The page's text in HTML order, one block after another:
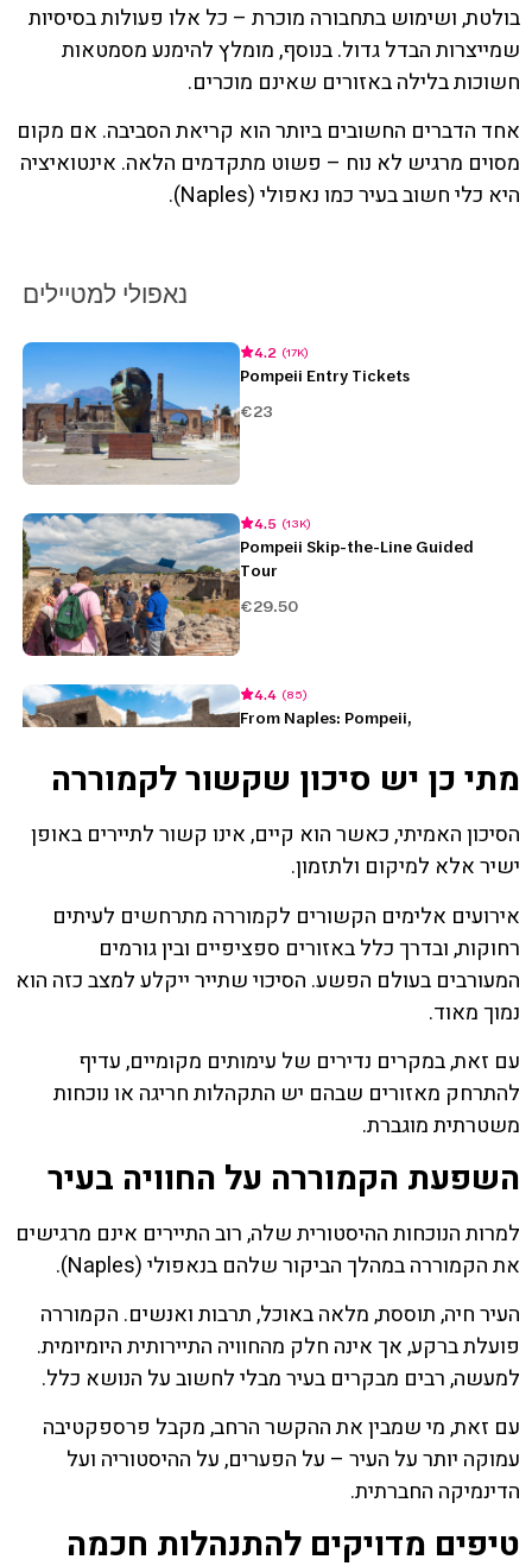
בולטת, ושימוש בתחבורה מוכרת – כל אלו פעולות בסיסיות
שמייצרות הבדל גדול. בנוסף, מומלץ להימנע מסמטאות
חשוכות בלילה באזורים שאינם מוכרים.
אחד הדברים החשובים ביותר הוא קריאת הסביבה. אם מקום
מסוים מרגיש לא נוח – פשוט מתקדמים הלאה. אינטואיציה
היא כלי חשוב בעיר כמו נאפולי (Naples).
מתי כן יש סיכון שקשור לקמוררה
הסיכון האמיתי, כאשר הוא קיים, אינו קשור לתיירים באופן
ישיר אלא למיקום ולתזמון.
אירועים אלימים הקשורים לקמוררה מתרחשים לעיתים
רחוקות, ובדרך כלל באזורים ספציפיים ובין גורמים
המעורבים בעולם הפשע. הסיכוי שתייר ייקלע למצב כזה הוא
נמוך מאוד.
עם זאת, במקרים נדירים של עימותים מקומיים, עדיף
להתרחק מאזורים שבהם יש התקהלות חריגה או נוכחות
משטרתית מוגברת.
השפעת הקמוררה על החוויה בעיר
למרות הנוכחות ההיסטורית שלה, רוב התיירים אינם מרגישים
את הקמוררה במהלך הביקור שלהם בנאפולי (Naples).
העיר חיה, תוססת, מלאה באוכל, תרבות ואנשים. הקמוררה
פועלת ברקע, אך אינה חלק מהחוויה התיירותית היומיומית.
למעשה, רבים מבקרים בעיר מבלי לחשוב על הנושא כלל.
עם זאת, מי שמבין את ההקשר הרחב, מקבל פרספקטיבה
עמוקה יותר על העיר – על הפערים, על ההיסטוריה ועל
הדינמיקה החברתית.
טיפים מדויקים להתנהלות חכמה